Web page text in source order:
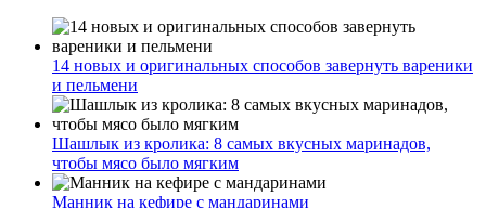
14 новых и оригинальных способов завернуть вареники
и пельмени
Шашлык из кролика: 8 самых вкусных маринадов,
чтобы мясо было мягким
Манник на кефире с мандаринами